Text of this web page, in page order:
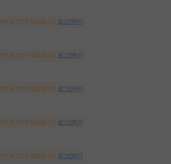
면 로그인이 필요합니다. 로그인하기
면 로그인이 필요합니다. 로그인하기
면 로그인이 필요합니다. 로그인하기
면 로그인이 필요합니다. 로그인하기
면 로그인이 필요합니다. 로그인하기